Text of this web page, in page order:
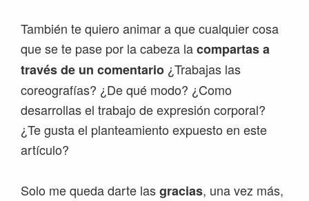
También te quiero animar a que cualquier cosa
que se te pase por la cabeza lacompartas a
través de un comentario ¿Trabajas las
coreografías? ¿De qué modo? ¿Como
desarrollas el trabajo de expresión corporal?
¿Te gusta el planteamiento expuesto en este
artículo?
Solo me queda darte lasgracias, una vez más,